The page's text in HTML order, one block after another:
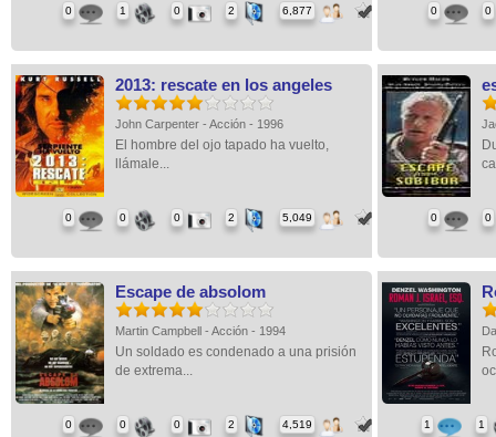
0 1 0 2 6,877 0 0
2013: rescate en los angeles
John Carpenter - Acción - 1996
El hombre del ojo tapado ha vuelto,
llámale...
0 0 0 2 5,049 0 0
Escape de absolom
Martin Campbell - Acción - 1994
Un soldado es condenado a una prisión
de extrema...
0 0 0 2 4,519 1 1